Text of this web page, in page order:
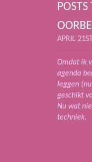
POSTS
APRIL
Omdat ik
agenda
leggen
geschikt
Nu wat
techniek.